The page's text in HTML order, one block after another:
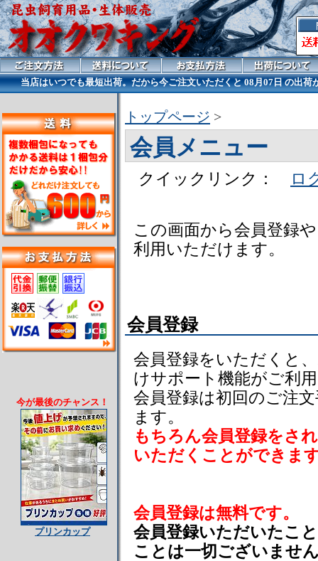
トップページ >
会員メニュー
クイックリンク： ロ
この画面から会員登録
利用いただけます。
会員登録
会員登録をいただくと
けサポート機能がご利
会員登録は初回のご注
ます。
もちろん会員登録をさ
いただくことができま
会員登録は無料です。
会員登録いただいたこ
ことは一切ございませ
今が最後のチャンス！
プリンカップ
当店はいつでも最短出荷。だから今ご注文いただくと08月07日 の出荷